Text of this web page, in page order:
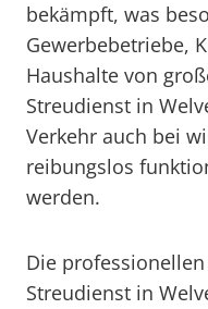
bekämpft, was
Gewerbebetriebe,
Haushalte von
Streudienst in
Verkehr auch bei
reibungslos
werden.
Die
Streudienst in